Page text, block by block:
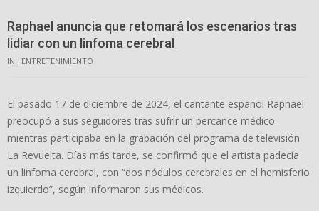
Raphael anuncia que retomará los escenarios tras
lidiar con un linfoma cerebral
IN: ENTRETENIMIENTO
El pasado 17 de diciembre de 2024, el cantante español Raphael
preocupó a sus seguidores tras sufrir un percance médico
mientras participaba en la grabación del programa de televisión
La Revuelta. Días más tarde, se confirmó que el artista padecía
un linfoma cerebral, con “dos nódulos cerebrales en el hemisferio
izquierdo”, según informaron sus médicos.